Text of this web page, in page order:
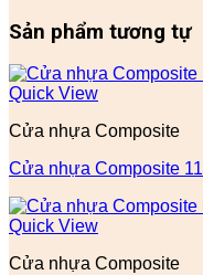
Sản phẩm tương tự
Quick View
Cửa nhựa Composite
Cửa nhựa Composite 11
Quick View
Cửa nhựa Composite